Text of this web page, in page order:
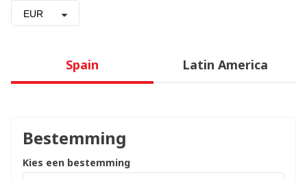
EUR
Spain Latin America
Bestemming
Kies een bestemming